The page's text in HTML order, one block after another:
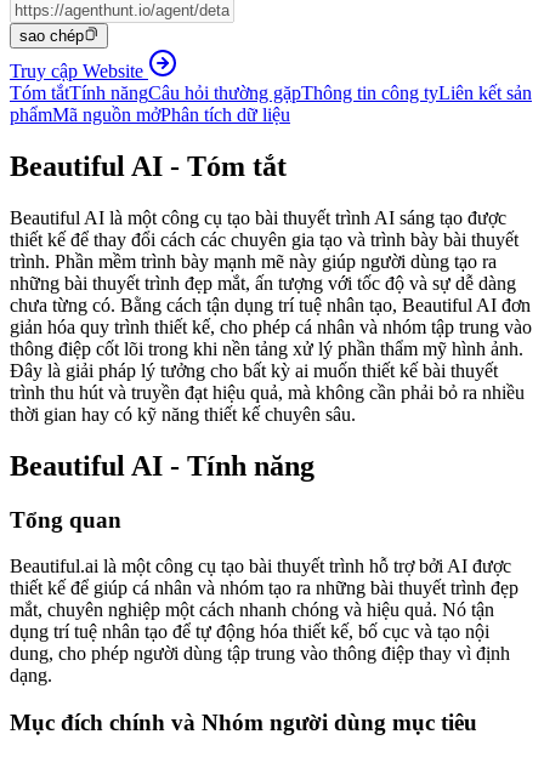
sao chép
Truy cập Website
Tóm tắtTính năngCâu hỏi thường gặpThông tin công tyLiên kết sản
phẩmMã nguồn mởPhân tích dữ liệu
Beautiful AI - Tóm tắt
Beautiful AI là một công cụ tạo bài thuyết trình AI sáng tạo được
thiết kế để thay đổi cách các chuyên gia tạo và trình bày bài thuyết
trình. Phần mềm trình bày mạnh mẽ này giúp người dùng tạo ra
những bài thuyết trình đẹp mắt, ấn tượng với tốc độ và sự dễ dàng
chưa từng có. Bằng cách tận dụng trí tuệ nhân tạo, Beautiful AI đơn
giản hóa quy trình thiết kế, cho phép cá nhân và nhóm tập trung vào
thông điệp cốt lõi trong khi nền tảng xử lý phần thẩm mỹ hình ảnh.
Đây là giải pháp lý tưởng cho bất kỳ ai muốn thiết kế bài thuyết
trình thu hút và truyền đạt hiệu quả, mà không cần phải bỏ ra nhiều
thời gian hay có kỹ năng thiết kế chuyên sâu.
Beautiful AI - Tính năng
Tổng quan
Beautiful.ai là một công cụ tạo bài thuyết trình hỗ trợ bởi AI được
thiết kế để giúp cá nhân và nhóm tạo ra những bài thuyết trình đẹp
mắt, chuyên nghiệp một cách nhanh chóng và hiệu quả. Nó tận
dụng trí tuệ nhân tạo để tự động hóa thiết kế, bố cục và tạo nội
dung, cho phép người dùng tập trung vào thông điệp thay vì định
dạng.
Mục đích chính và Nhóm người dùng mục tiêu